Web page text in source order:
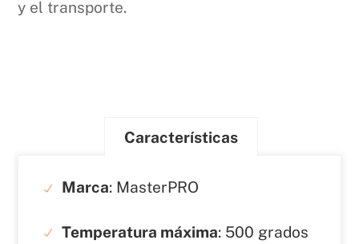
y el transporte.
Características
Marca: MasterPRO
Temperatura máxima: 500 grados